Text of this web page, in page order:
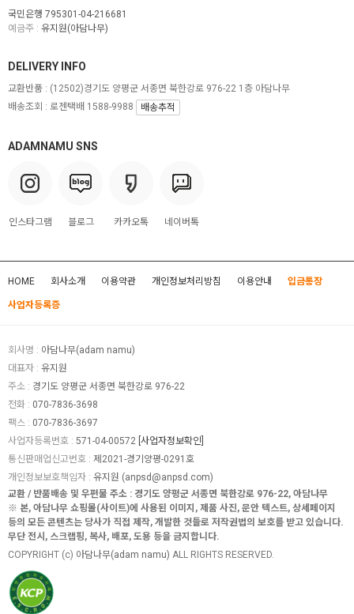
국민은행 795301-04-216681
예금주 : 유지원(아담나무)
ADAMNAMU SNS
인스타그램 블로그 카카오톡 네이버톡
DELIVERY INFO
교환반품 : (12502)경기도 양평군 서종면 북한강로 976-22 1층 아담나무
배송조회 : 로젠택배 1588-9988
배송추적
HOME 회사소개 이용약관 개인정보처리방침 이용안내 입금통장
사업자등록증
회사명 : 아담나무(adam namu)
대표자 : 유지원
주소 : 경기도 양평군 서종면 북한강로 976-22
전화 : 070-7836-3698
팩스 : 070-7836-3697
사업자등록번호 : 571-04-00572 [사업자정보확인]
통신판매업신고번호 : 제2021-경기양평-0291호
개인정보보호책임자 : 유지원 (anpsd@anpsd.com)
교환 / 반품배송 및 우편물 주소 : 경기도 양평군 서종면 북한강로 976-22, 아담나무
※ 본, 아담나무 쇼핑몰(사이트)에 사용된 이미지, 제품 사진, 문안 텍스트, 상세페이지
등의 모든 콘텐츠는 당사가 직접 제작, 개발한 것들로 저작권법의 보호를 받고 있습니다.
무단 전시, 스크랩핑, 복사, 배포, 도용 등을 금지합니다.
COPYRIGHT (c) 아담나무(adam namu) ALL RIGHTS RESERVED.